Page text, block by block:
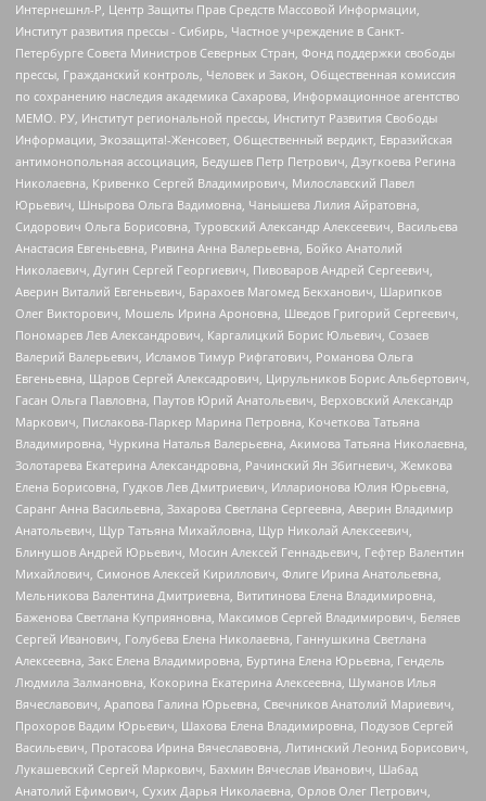
Интернешнл-Р, Центр Защиты Прав Средств Массовой Информации,
Институт развития прессы - Сибирь, Частное учреждение в Санкт-
Петербурге Совета Министров Северных Стран, Фонд поддержки свободы
прессы, Гражданский контроль, Человек и Закон, Общественная комиссия
по сохранению наследия академика Сахарова, Информационное агентство
МЕМО. РУ, Институт региональной прессы, Институт Развития Свободы
Информации, Экозащита!-Женсовет, Общественный вердикт, Евразийская
антимонопольная ассоциация, Бедушев Петр Петрович, Дзугкоева Регина
Николаевна, Кривенко Сергей Владимирович, Милославский Павел
Юрьевич, Шнырова Ольга Вадимовна, Чанышева Лилия Айратовна,
Сидорович Ольга Борисовна, Туровский Александр Алексеевич, Васильева
Анастасия Евгеньевна, Ривина Анна Валерьевна, Бойко Анатолий
Николаевич, Дугин Сергей Георгиевич, Пивоваров Андрей Сергеевич,
Аверин Виталий Евгеньевич, Барахоев Магомед Бекханович, Шарипков
Олег Викторович, Мошель Ирина Ароновна, Шведов Григорий Сергеевич,
Пономарев Лев Александрович, Каргалицкий Борис Юльевич, Созаев
Валерий Валерьевич, Исламов Тимур Рифгатович, Романова Ольга
Евгеньевна, Щаров Сергей Алексадрович, Цирульников Борис Альбертович,
Гасан Ольга Павловна, Паутов Юрий Анатольевич, Верховский Александр
Маркович, Пислакова-Паркер Марина Петровна, Кочеткова Татьяна
Владимировна, Чуркина Наталья Валерьевна, Акимова Татьяна Николаевна,
Золотарева Екатерина Александровна, Рачинский Ян Збигневич, Жемкова
Елена Борисовна, Гудков Лев Дмитриевич, Илларионова Юлия Юрьевна,
Саранг Анна Васильевна, Захарова Светлана Сергеевна, Аверин Владимир
Анатольевич, Щур Татьяна Михайловна, Щур Николай Алексеевич,
Блинушов Андрей Юрьевич, Мосин Алексей Геннадьевич, Гефтер Валентин
Михайлович, Симонов Алексей Кириллович, Флиге Ирина Анатольевна,
Мельникова Валентина Дмитриевна, Вититинова Елена Владимировна,
Баженова Светлана Куприяновна, Максимов Сергей Владимирович, Беляев
Сергей Иванович, Голубева Елена Николаевна, Ганнушкина Светлана
Алексеевна, Закс Елена Владимировна, Буртина Елена Юрьевна, Гендель
Людмила Залмановна, Кокорина Екатерина Алексеевна, Шуманов Илья
Вячеславович, Арапова Галина Юрьевна, Свечников Анатолий Мариевич,
Прохоров Вадим Юрьевич, Шахова Елена Владимировна, Подузов Сергей
Васильевич, Протасова Ирина Вячеславовна, Литинский Леонид Борисович,
Лукашевский Сергей Маркович, Бахмин Вячеслав Иванович, Шабад
Анатолий Ефимович, Сухих Дарья Николаевна, Орлов Олег Петрович,